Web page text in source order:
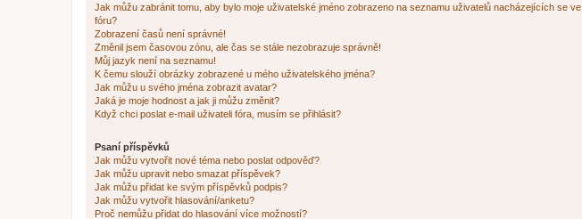
Jak můžu zabránit tomu, aby bylo moje uživatelské jméno zobrazeno na seznamu uživatelů nacházejících se ve
fóru?
Zobrazení časů není správné!
Změnil jsem časovou zónu, ale čas se stále nezobrazuje správně!
Můj jazyk není na seznamu!
K čemu slouží obrázky zobrazené u mého uživatelského jména?
Jak můžu u svého jména zobrazit avatar?
Jaká je moje hodnost a jak ji můžu změnit?
Když chci poslat e-mail uživateli fóra, musím se přihlásit?
Psaní příspěvků
Jak můžu vytvořit nové téma nebo poslat odpověď?
Jak můžu upravit nebo smazat příspěvek?
Jak můžu přidat ke svým příspěvků podpis?
Jak můžu vytvořit hlasování/anketu?
Proč nemůžu přidat do hlasování více možností?